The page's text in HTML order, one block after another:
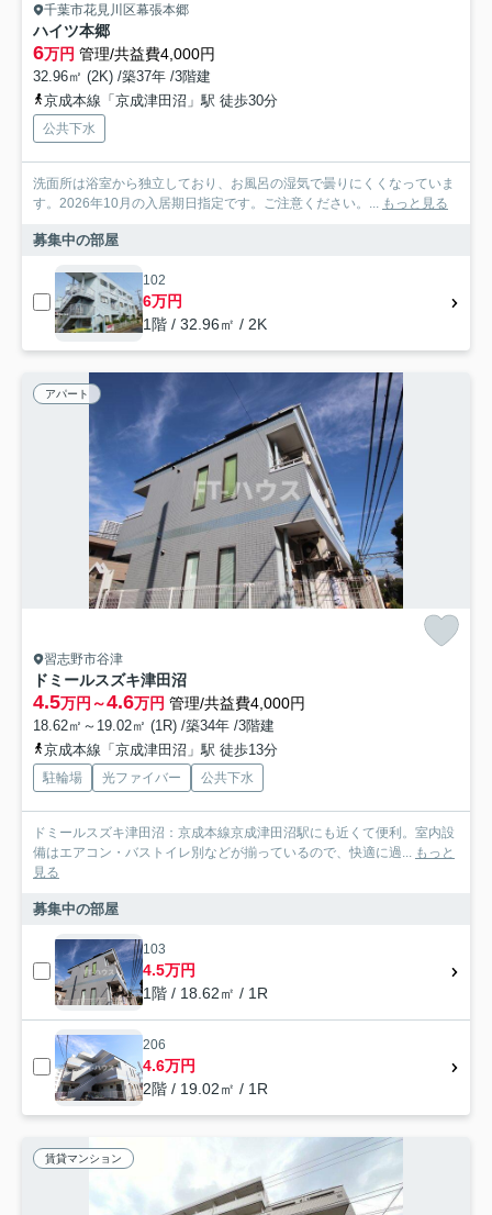
千葉市花見川区幕張本郷
ハイツ本郷
6万円 管理/共益費4,000円
32.96㎡ (2K) /築37年 /3階建
京成本線「京成津田沼」駅 徒歩30分
公共下水
洗面所は浴室から独立しており、お風呂の湿気で曇りにくくなっていま
す。2026年10月の入居期日指定です。ご注意ください。...
もっと見る
募集中の部屋
102
6万円
1階 / 32.96㎡ / 2K
アパート
習志野市谷津
ドミールスズキ津田沼
4.5万円～4.6万円 管理/共益費4,000円
18.62㎡～19.02㎡ (1R) /築34年 /3階建
京成本線「京成津田沼」駅 徒歩13分
駐輪場 光ファイバー 公共下水
ドミールスズキ津田沼：京成本線京成津田沼駅にも近くて便利。室内設
備はエアコン・バストイレ別などが揃っているので、快適に過...
もっと
見る
募集中の部屋
103
4.5万円
1階 / 18.62㎡ / 1R
206
4.6万円
2階 / 19.02㎡ / 1R
賃貸マンション